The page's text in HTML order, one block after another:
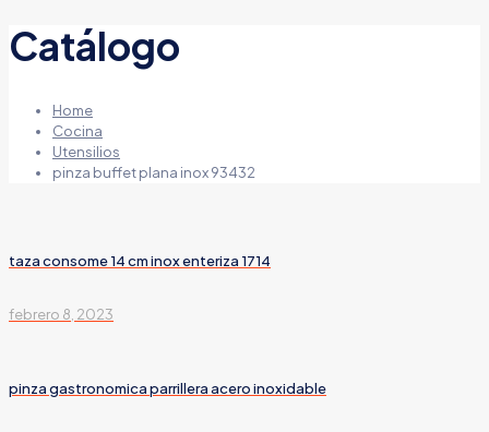
Catálogo
Home
Cocina
Utensilios
pinza buffet plana inox 93432
taza consome 14 cm inox enteriza 1714
febrero 8, 2023
pinza gastronomica parrillera acero inoxidable